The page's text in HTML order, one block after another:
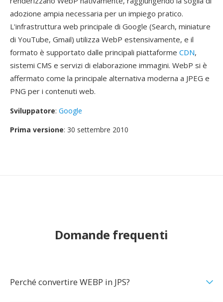
adozione ampia necessaria per un impiego pratico.
L'infrastruttura web principale di Google (Search, miniature
di YouTube, Gmail) utilizza WebP estensivamente, e il
formato è supportato dalle principali piattaforme CDN,
sistemi CMS e servizi di elaborazione immagini. WebP si è
affermato come la principale alternativa moderna a JPEG e
PNG per i contenuti web.
Sviluppatore: Google
Prima versione: 30 settembre 2010
Domande frequenti
Perché convertire WEBP in JPS?